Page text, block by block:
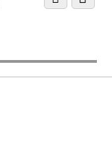
down